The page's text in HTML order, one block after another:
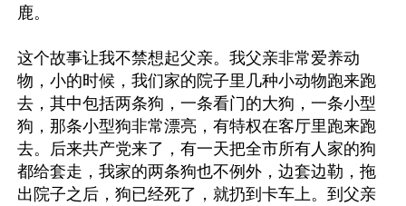
鹿。
这个故事让我不禁想起父亲。我父亲非常爱养动
物，小的时候，我们家的院子里几种小动物跑来跑
去，其中包括两条狗，一条看门的大狗，一条小型
狗，那条小型狗非常漂亮，有特权在客厅里跑来跑
去。后来共产党来了，有一天把全市所有人家的狗
都给套走，我家的两条狗也不例外，边套边勒，拖
出院子之后，狗已经死了，就扔到卡车上。到父亲